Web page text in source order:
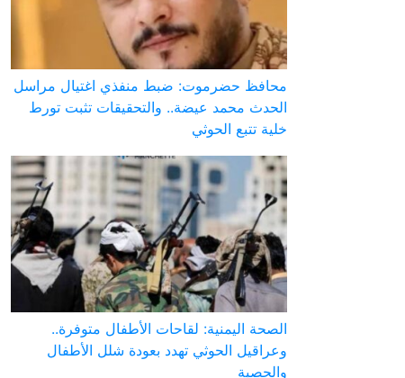
محافظ حضرموت: ضبط منفذي اغتيال مراسل
الحدث محمد عيضة.. والتحقيقات تثبت تورط
خلية تتبع الحوثي
الصحة اليمنية: لقاحات الأطفال متوفرة..
وعراقيل الحوثي تهدد بعودة شلل الأطفال
والحصبة